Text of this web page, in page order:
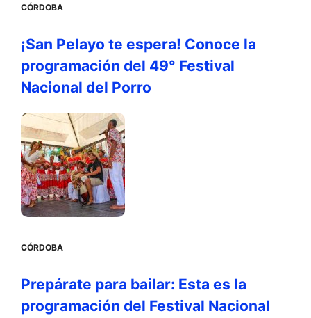
CÓRDOBA
¡San Pelayo te espera! Conoce la
programación del 49° Festival
Nacional del Porro
CÓRDOBA
Prepárate para bailar: Esta es la
programación del Festival Nacional